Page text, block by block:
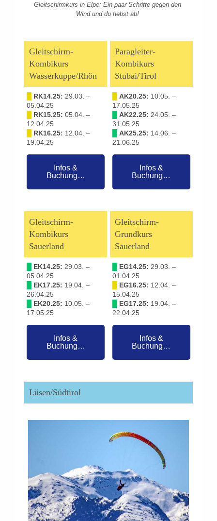
Gleitschirmkurs in Elpe: Ein paar Schritte gegen den
Wind und du hebst ab!
Gleitschirm-
Kombikurs
Wasserkuppe/Rhön
RK14.25: 29.03. –
05.04.25
RK15.25: 05.04. –
12.04.25
RK16.25: 12.04. –
19.04.25
Infos &
Buchung…
Paragleiter-
Kombikurs
Stubai/Tirol
AK20.25: 10.05. –
17.05.25
AK22.25: 24.05. –
31.05.25
AK25.25: 14.06. –
21.06.25
Infos &
Buchung…
Gleitschirm-
Kombikurs
Sauerland
EK14.25: 29.03. –
05.04.25
EK17.25: 19.04. –
26.04.25
EK20.25: 10.05. –
17.05.25
Infos &
Buchung…
Gleitschirm-
Grundkurs
Sauerland
EG14.25: 29.03. –
01.04.25
EG16.25: 12.04. –
15.04.25
EG17.25: 19.04. –
22.04.25
Infos &
Buchung…
Lüsen/Südtirol